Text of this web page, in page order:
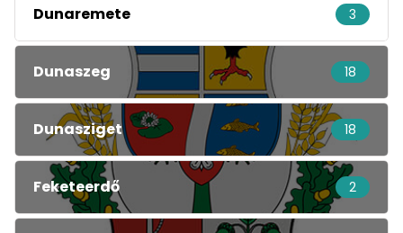
Dunaremete 3
Dunaszeg 18
Dunasziget 18
Feketeerdő 2